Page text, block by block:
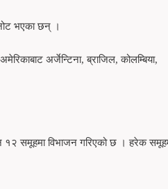
भएका छन् ।
अर्जेन्टिना, ब्राजिल, कोलम्बिया,
१२ समूहमा विभाजन गरिएको छ । हरेक